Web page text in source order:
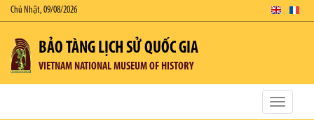
Chủ Nhật, 09/08/2026
BẢO TÀNG LỊCH SỬ QUỐC GIA
VIETNAM NATIONAL MUSEUM OF HISTORY
Toggle